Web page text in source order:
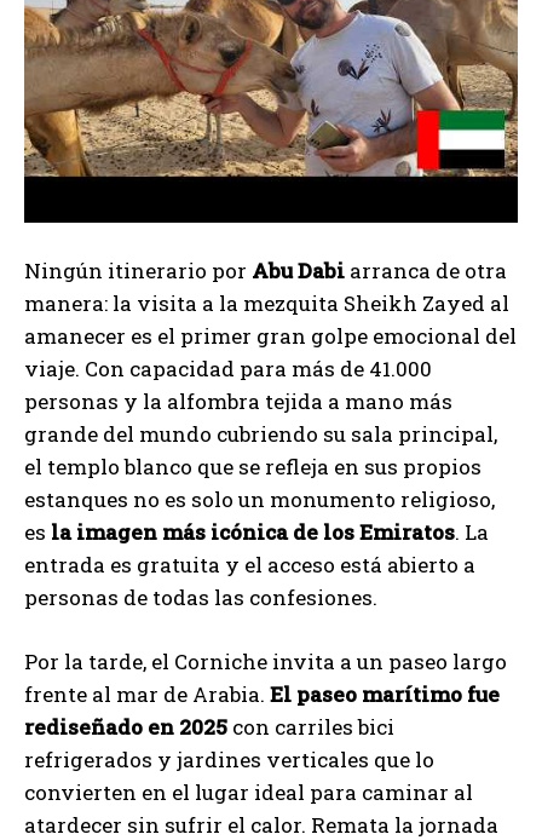
Ningún itinerario por Abu Dabi arranca de otra
manera: la visita a la mezquita Sheikh Zayed al
amanecer es el primer gran golpe emocional del
viaje. Con capacidad para más de 41.000
personas y la alfombra tejida a mano más
grande del mundo cubriendo su sala principal,
el templo blanco que se refleja en sus propios
estanques no es solo un monumento religioso,
es la imagen más icónica de los Emiratos. La
entrada es gratuita y el acceso está abierto a
personas de todas las confesiones.
Por la tarde, el Corniche invita a un paseo largo
frente al mar de Arabia. El paseo marítimo fue
rediseñado en 2025 con carriles bici
refrigerados y jardines verticales que lo
convierten en el lugar ideal para caminar al
atardecer sin sufrir el calor. Remata la jornada